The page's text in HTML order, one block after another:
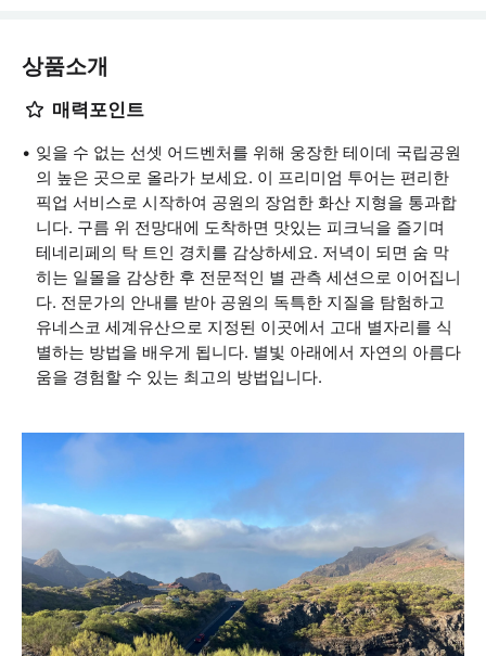
상품소개
매력포인트
잊을 수 없는 선셋 어드벤처를 위해 웅장한 테이데 국립공원
의 높은 곳으로 올라가 보세요. 이 프리미엄 투어는 편리한
픽업 서비스로 시작하여 공원의 장엄한 화산 지형을 통과합
니다. 구름 위 전망대에 도착하면 맛있는 피크닉을 즐기며
테네리페의 탁 트인 경치를 감상하세요. 저녁이 되면 숨 막
히는 일몰을 감상한 후 전문적인 별 관측 세션으로 이어집니
다. 전문가의 안내를 받아 공원의 독특한 지질을 탐험하고
유네스코 세계유산으로 지정된 이곳에서 고대 별자리를 식
별하는 방법을 배우게 됩니다. 별빛 아래에서 자연의 아름다
움을 경험할 수 있는 최고의 방법입니다.